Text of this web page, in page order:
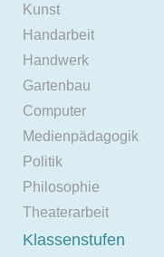
Kunst
Handarbeit
Handwerk
Gartenbau
Computer
Medienpädagogik
Politik
Philosophie
Theaterarbeit
Klassenstufen